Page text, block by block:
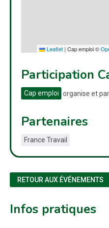
Leaflet | Cap emploi ©
Participation
Cap emploi organise et
Partenaires
France Travail
RETOUR AUX ÉVÉNEMENTS
Infos pratiques